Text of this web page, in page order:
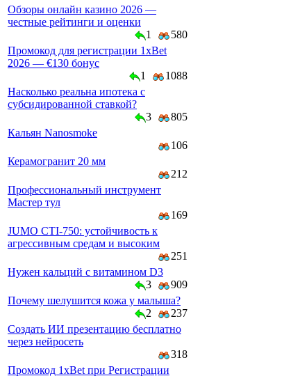
Обзоры онлайн казино 2026 —
честные рейтинги и оценки
1
580
Промокод для регистрации 1xBet
2026 — €130 бонус
1
1088
Насколько реальна ипотека с
субсидированной ставкой?
3
805
Кальян Nanosmoke
106
Керамогранит 20 мм
212
Профессиональный инструмент
Мастер тул
169
JUMO CTI-750: устойчивость к
агрессивным средам и высоким
251
Нужен кальций с витамином D3
3
909
Почему шелушится кожа у малыша?
2
237
Создать ИИ презентацию бесплатно
через нейросеть
318
Промокод 1xBet при Регистрации